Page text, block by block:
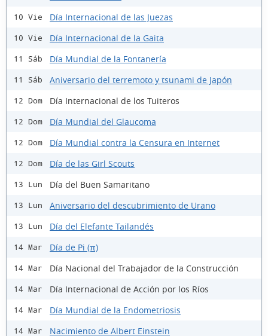
10 Vie Día Internacional de las Juezas
10 Vie Día Internacional de la Gaita
11 Sáb Día Mundial de la Fontanería
11 Sáb Aniversario del terremoto y tsunami de Japón
12 Dom Día Internacional de los Tuiteros
12 Dom Día Mundial del Glaucoma
12 Dom Día Mundial contra la Censura en Internet
12 Dom Día de las Girl Scouts
13 Lun Día del Buen Samaritano
13 Lun Aniversario del descubrimiento de Urano
13 Lun Día del Elefante Tailandés
14 Mar Día de Pi (π)
14 Mar Día Nacional del Trabajador de la Construcción
14 Mar Día Internacional de Acción por los Ríos
14 Mar Día Mundial de la Endometriosis
14 Mar Nacimiento de Albert Einstein